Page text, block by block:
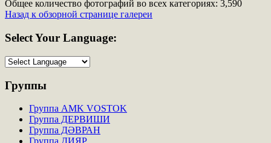
Общее количество фотографий во всех категориях: 3,590
Назад к обзорной странице галереи
SelectYour Language:
Группы
Группа AMK VOSTOK
Группа ДЕРВИШИ
Группа ДӘВРАН